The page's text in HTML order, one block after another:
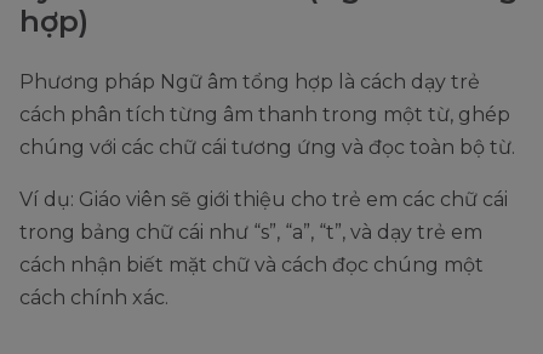
hợp)
Phương pháp Ngữ âm tổng hợp là cách dạy trẻ
cách phân tích từng âm thanh trong một từ, ghép
chúng với các chữ cái tương ứng và đọc toàn bộ từ.
Ví dụ: Giáo viên sẽ giới thiệu cho trẻ em các chữ cái
trong bảng chữ cái như “s”, “a”, “t”, và dạy trẻ em
cách nhận biết mặt chữ và cách đọc chúng một
cách chính xác.